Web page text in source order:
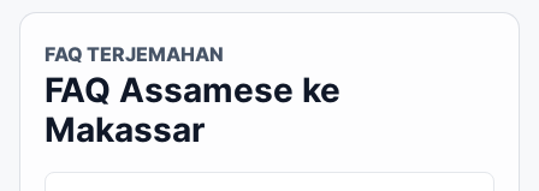
FAQ TERJEMAHAN
FAQ Assamese ke
Makassar